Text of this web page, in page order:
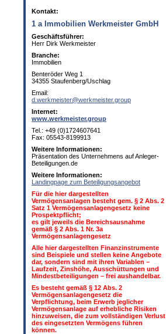
Kontakt:
1 a Immobilien Werkmeister GmbH
Geschäftsführer:
Herr Dirk Werkmeister
Branche:
Immobilien
Benteröder Weg 1
34355 Staufenberg/Uschlag
Email:
d.werkmeister@werkmeister.group
Internet:
www.werkmeister.group
Tel.: +49 (0)1724607641
Fax: 05543-8199913
Weitere Informationen:
Präsentation des Unternehmens auf Anleger-
Beteiligungen.de
Weitere Informationen:
Landingpage zum Beteiligungsangebot
Für die hier dargestellten
Vermögensanlagen besteht gem. § 2 Abs. 2
Satz 1 Vermögensanlagengesetz keine
Prospektpflicht;
es gilt jeweils die Bereichsausnahme
gemäß § 2 Abs. 1 Nr. 3a
Vermögensanlagengesetz
Alle hier dargestellten Finanzinstrumente
sind Beispiele und stellen keine Angebote
dar, sondern sind mit ihren Variablen –
Laufzeit, Zinshöhe, Ausschüttungen und
Mindestbeteiligungen – frei aushandelbar.
Es besteht gemäß § 12 Abs. 2
Vermögensanlagengesetz die
Verpflichtung, beim Erwerb jeglicher
Vermögensanlage auf erhebliche Risiken
hinzuweisen, die zum vollständigen Verlust
des eingesetzten Vermögens führen
können.